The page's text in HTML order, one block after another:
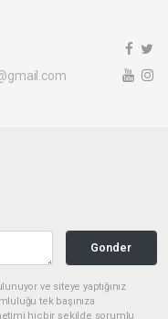
Gonder
ve siteye yaptığınız
tek başınıza
hiçbir şekilde sorumlu